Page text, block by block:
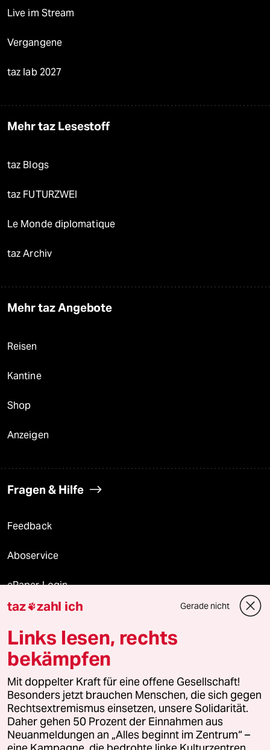
Live im Stream
Vergangene
taz lab 2027
Mehr taz Lesestoff
taz Blogs
taz FUTURZWEI
Le Monde diplomatique
taz Archiv
Mehr taz Angebote
Reisen
Kantine
Shop
Anzeigen
Fragen & Hilfe
Feedback
Aboservice
ePaper Login
Downloads für Abonnierende
© 2026 taz Verlags und Vertriebs GmbH
Alle Rechte vorbehalten. Bei rechtlichen Fragen oder für Genehmigungen
wenden Sie sich bitte an
lizenzen@taz.de
Feedback Redaktionsstatut Kommune-Richtlinien
taz zahl ich Gerade nicht
Links lesen, rechts
bekämpfen
Mit doppelter Kraft für eine offene Gesellschaft!
Besonders jetzt brauchen Menschen, die sich gegen
Rechtsextremismus einsetzen, unsere Solidarität.
Daher gehen 50 Prozent der Einnahmen aus
Neuanmeldungen an „Alles beginnt im Zentrum“ –